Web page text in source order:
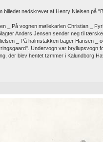
billedet nedskrevet af Henry Nielsen på
_ På vognen møllekarlen Christian _
Anders Jensen sender neg til
_ På halmstakken bager Hansen _
Undervogn var bryllupsvogn
der blev hentet tømmer i Kalundborg